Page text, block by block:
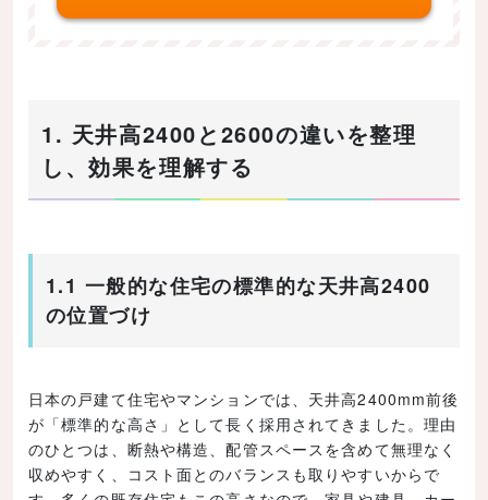
1. 天井高2400と2600の違いを整理
し、効果を理解する
1.1 一般的な住宅の標準的な天井高2400
の位置づけ
日本の戸建て住宅やマンションでは、天井高2400mm前後
が「標準的な高さ」として長く採用されてきました。理由
のひとつは、断熱や構造、配管スペースを含めて無理なく
収めやすく、コスト面とのバランスも取りやすいからで